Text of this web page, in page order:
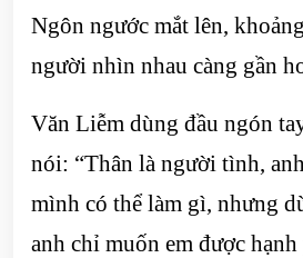
Ngôn ngước mắt lên,
người nhìn nhau càng gần
Văn Liễm dùng đầu ngón
nói: “Thân là người tình,
mình có thể làm gì, nhưng
anh chỉ muốn em được hạnh